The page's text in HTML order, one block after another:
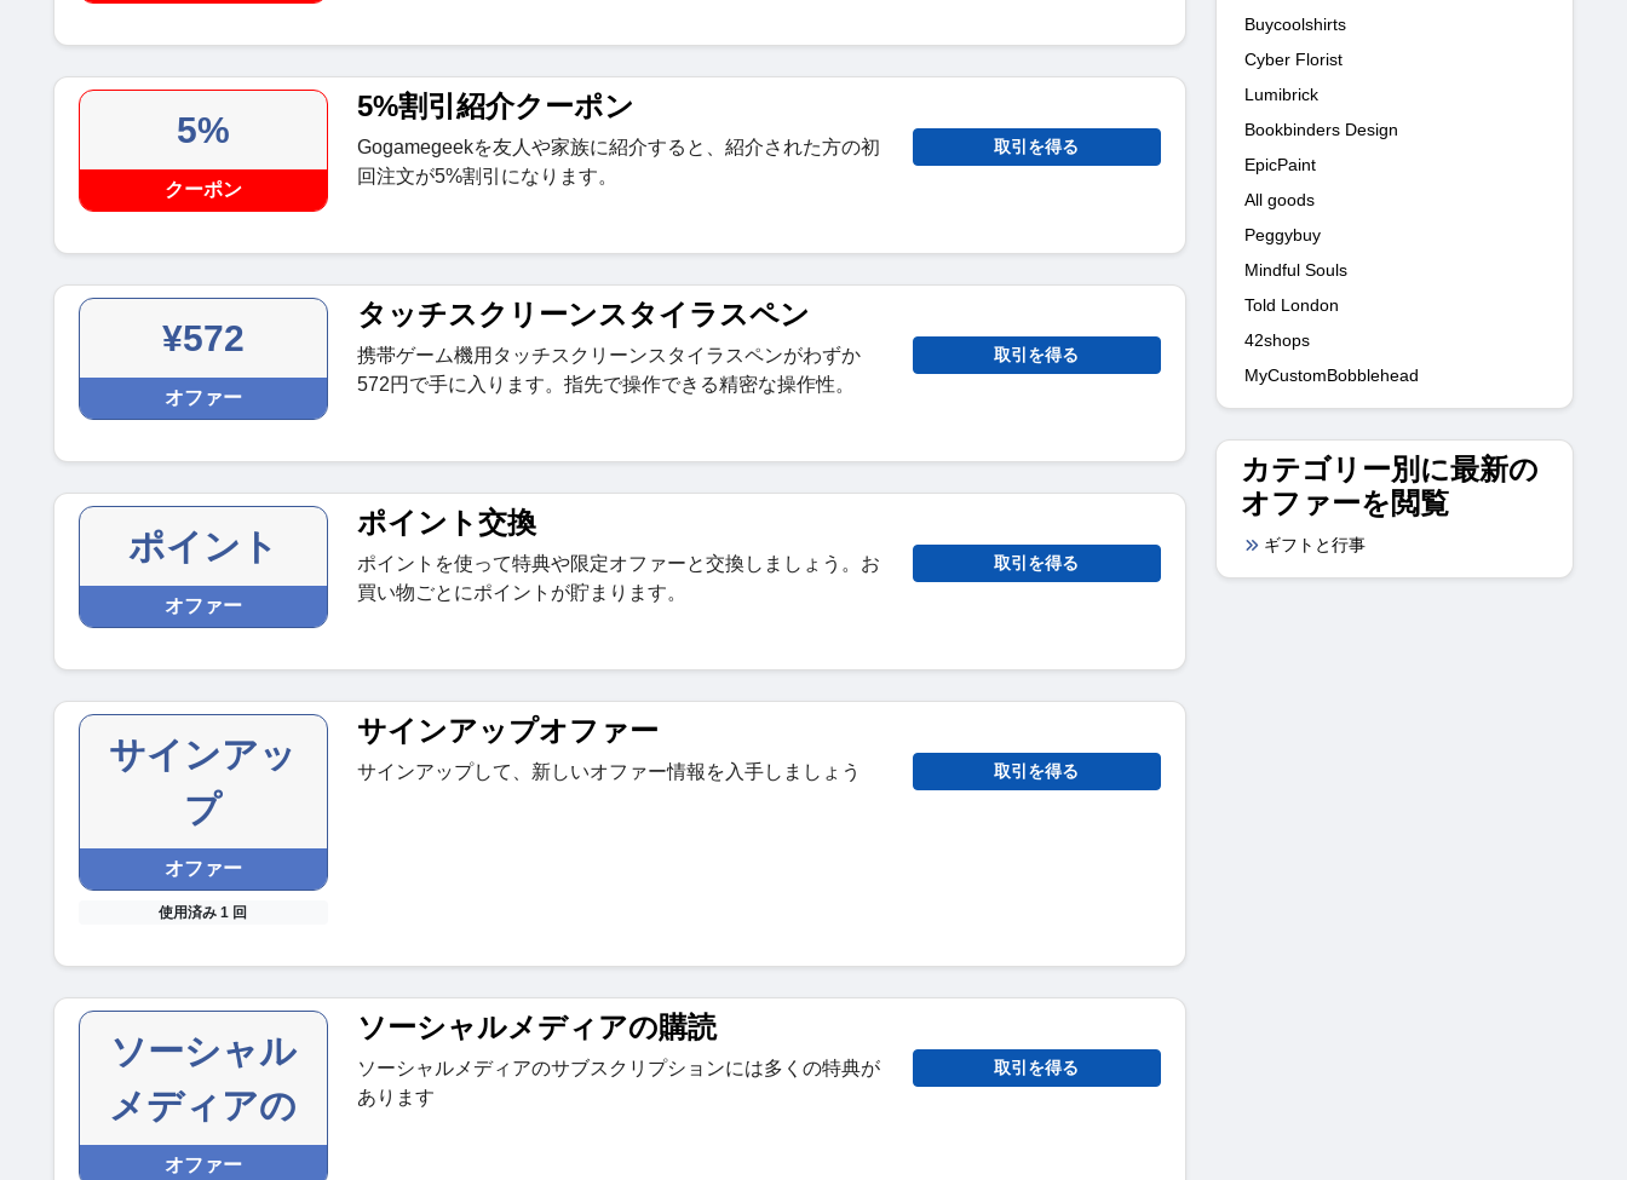
5%
クーポン
5%割引紹介クーポン
Gogamegeekを友人や家族に紹介すると、紹介された方の初
回注文が5%割引になります。
取引を得る
¥572
オファー
タッチスクリーンスタイラスペン
携帯ゲーム機用タッチスクリーンスタイラスペンがわずか
572円で手に入ります。指先で操作できる精密な操作性。
取引を得る
ポイント
オファー
ポイント交換
ポイントを使って特典や限定オファーと交換しましょう。お
買い物ごとにポイントが貯まります。
取引を得る
サインアッ
プ
オファー
使用済み 1 回
サインアップオファー
サインアップして、新しいオファー情報を入手しましょう 取引を得る
ソーシャル
メディアの
オファー
ソーシャルメディアの購読
ソーシャルメディアのサブスクリプションには多くの特典が
あります
取引を得る
Buycoolshirts
Cyber Florist
Lumibrick
Bookbinders Design
EpicPaint
All goods
Peggybuy
Mindful Souls
Told London
42shops
MyCustomBobblehead
カテゴリー別に最新の
オファーを閲覧
ギフトと行事